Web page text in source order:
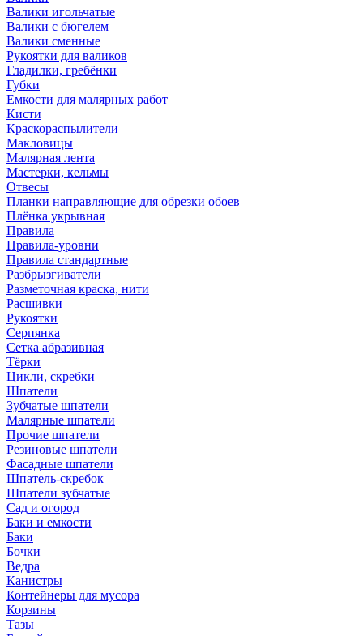
Валики игольчатые
Валики с бюгелем
Валики сменные
Рукоятки для валиков
Гладилки, гребёнки
Губки
Емкости для малярных работ
Кисти
Краскораспылители
Макловицы
Малярная лента
Мастерки, кельмы
Отвесы
Планки направляющие для обрезки обоев
Плёнка укрывная
Правила
Правила-уровни
Правила стандартные
Разбрызгиватели
Разметочная краска, нити
Расшивки
Рукоятки
Серпянка
Сетка абразивная
Тёрки
Цикли, скребки
Шпатели
Зубчатые шпатели
Малярные шпатели
Прочие шпатели
Резиновые шпатели
Фасадные шпатели
Шпатель-скребок
Шпатели зубчатые
Сад и огород
Баки и емкости
Баки
Бочки
Ведра
Канистры
Контейнеры для мусора
Корзины
Тазы